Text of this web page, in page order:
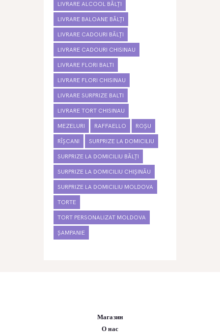
LIVRARE ALCOOL BĂLȚI
LIVRARE BALOANE BĂLȚI
LIVRARE CADOURI BĂLȚI
LIVRARE CADOURI CHISINAU
LIVRARE FLORI BALTI
LIVRARE FLORI CHISINAU
LIVRARE SURPRIZE BALTI
LIVRARE TORT CHISINAU
MEZELURI RAFFAELLO ROȘU
RÎȘCANI SURPRIZE LA DOMICILIU
SURPRIZE LA DOMICILIU BĂLȚI
SURPRIZE LA DOMICILIU CHIȘINĂU
SURPRIZE LA DOMICILIU MOLDOVA
TORTE
TORT PERSONALIZAT MOLDOVA
ȘAMPANIE
Магазин
О нас